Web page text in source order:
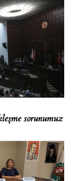
sorunumuz